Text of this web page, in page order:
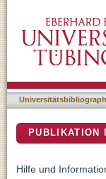
Brueckner-
PUBLIKATION
Hilfe und